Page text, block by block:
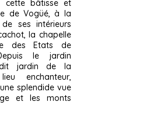
cette bâtisse et
de Vogüé, à la
ses intérieurs
la chapelle
des Etats de
le jardin
dit jardin de la
enchanteur,
splendide vue
et les monts